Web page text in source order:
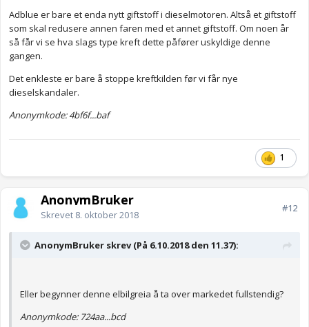
lastebiler. Prisen erhalvparten av prisen på drivstoff, og du
bruker jo også langt mindre av dette, faktisk bare1 liter på 1200
km. Uansett hadde det vært et godt miljøtiltak om myndighetene
subsidierte AdBlue.
Adblue er bare et enda nytt giftstoff i dieselmotoren. Altså et giftstoff
som skal redusere annen faren med et annet giftstoff. Om noen år
så får vi se hva slags type kreft dette påfører uskyldige denne
gangen.
Det enkleste er bare å stoppe kreftkilden før vi får nye
dieselskandaler.
Anonymkode: 4bf6f...baf
1
AnonymBruker
Skrevet 8. oktober 2018
#12
AnonymBruker skrev (På 6.10.2018 den 11.37):
Eller begynner denne elbilgreia å ta over markedet fullstendig?
Anonymkode: 724aa...bcd